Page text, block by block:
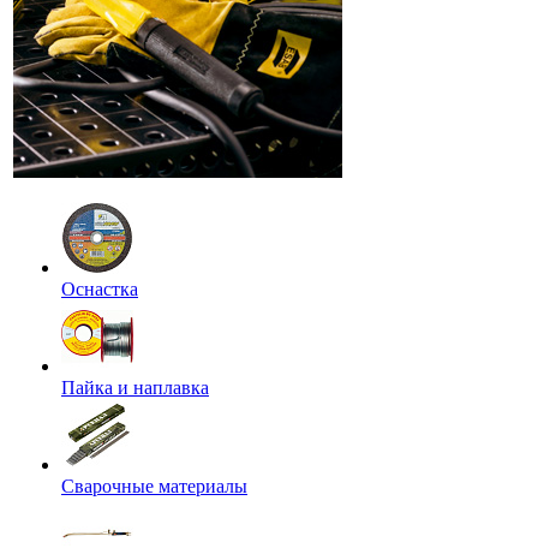
Оснастка
Пайка и наплавка
Сварочные материалы